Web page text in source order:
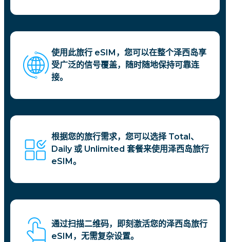
使用此旅行 eSIM，您可以在整个泽西岛享
受广泛的信号覆盖，随时随地保持可靠连
接。
根据您的旅行需求，您可以选择 Total、
Daily 或 Unlimited 套餐来使用泽西岛旅行
eSIM。
通过扫描二维码，即刻激活您的泽西岛旅行
eSIM，无需复杂设置。